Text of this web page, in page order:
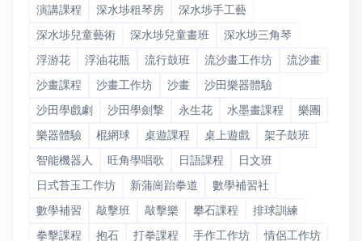
演講課程 深水埗租琴房
深水埗手工藝
深水埗兒童藝術
深水埗兒童畫班
深水埗三角琴
浮游花
浮油花瓶 流行鼓班 流沙畫工作坊
流沙畫
沙畫課程
沙畫工作坊 沙畫
沙田樂器體驗
沙田學戲劇
沙田學劍撃 永生花 水墨畫課程
樂團
樂器體驗
棍網球 桌遊課程 桌上遊戲
架子鼓班
智能機器人
旺角學唱歌 日語課程
日文班
日式苔玉工作坊
新蒲崗跆拳道
數學補習社
數學補習
敲擊班 敲擊樂 攀石課程
排球訓練
拳擊課程
抱石 打拳課程 手作工作坊
情侶工作坊